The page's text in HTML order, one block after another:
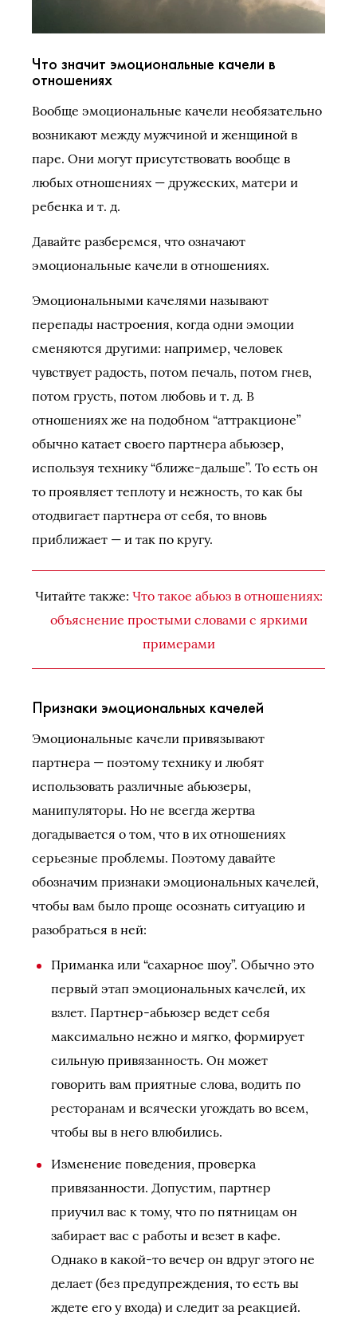
Что значит эмоциональные качели в
отношениях
Вообще эмоциональные качели необязательно
возникают между мужчиной и женщиной в
паре. Они могут присутствовать вообще в
любых отношениях — дружеских, матери и
ребенка и т. д.
Давайте разберемся, что означают
эмоциональные качели в отношениях.
Эмоциональными качелями называют
перепады настроения, когда одни эмоции
сменяются другими: например, человек
чувствует радость, потом печаль, потом гнев,
потом грусть, потом любовь и т. д. В
отношениях же на подобном “аттракционе”
обычно катает своего партнера абьюзер,
используя технику “ближе-дальше”. То есть он
то проявляет теплоту и нежность, то как бы
отодвигает партнера от себя, то вновь
приближает — и так по кругу.
Читайте также: Что такое абьюз в отношениях:
объяснение простыми словами с яркими
примерами
Признаки эмоциональных качелей
Эмоциональные качели привязывают
партнера — поэтому технику и любят
использовать различные абьюзеры,
манипуляторы. Но не всегда жертва
догадывается о том, что в их отношениях
серьезные проблемы. Поэтому давайте
обозначим признаки эмоциональных качелей,
чтобы вам было проще осознать ситуацию и
разобраться в ней:
Приманка или “сахарное шоу”. Обычно это
первый этап эмоциональных качелей, их
взлет. Партнер-абьюзер ведет себя
максимально нежно и мягко, формирует
сильную привязанность. Он может
говорить вам приятные слова, водить по
ресторанам и всячески угождать во всем,
чтобы вы в него влюбились.
Изменение поведения, проверка
привязанности. Допустим, партнер
приучил вас к тому, что по пятницам он
забирает вас с работы и везет в кафе.
Однако в какой-то вечер он вдруг этого не
делает (без предупреждения, то есть вы
ждете его у входа) и следит за реакцией.